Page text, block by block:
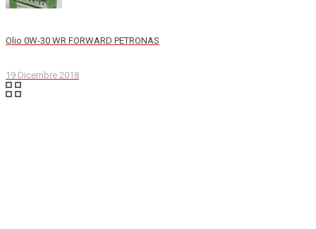
Olio 0W-30 WR FORWARD PETRONAS
19 Dicembre 2018